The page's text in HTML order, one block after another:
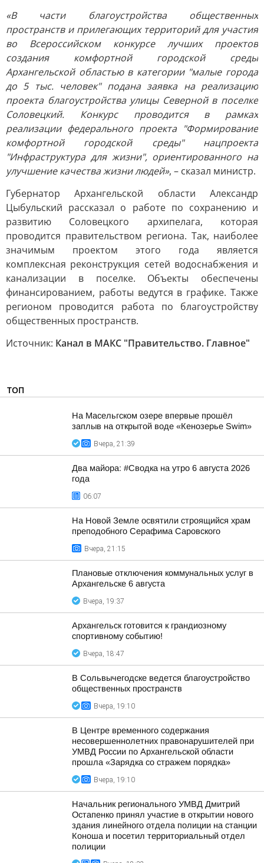
«В части благоустройства общественных
пространств и прилегающих территорий для участия
во Всероссийском конкурсе лучших проектов
создания комфортной городской среды
Архангельской областью в категории "малые города
до 5 тыс. человек" подана заявка на реализацию
проекта благоустройства улицы Северной в поселке
Соловецкий. Конкурс проводится в рамках
реализации федерального проекта "Формирование
комфортной городской среды" нацпроекта
"Инфраструктура для жизни", ориентированного на
улучшение качества жизни людей», – сказал министр.
Губернатор Архангельской области Александр
Цыбульский рассказал о работе по сохранению и
развитию Соловецкого архипелага, которая
проводится правительством региона. Так, наиболее
значимым проектом этого года является
комплексная реконструкция сетей водоснабжения и
канализации в поселке. Объекты обеспечены
финансированием, работы ведутся в графике. Также
регионом проводится работа по благоустройству
общественных пространств.
Источник: Канал в МАКС "Правительство. Главное"
ТОП
На Масельгском озере впервые прошёл
заплыв на открытой воде «Кенозерье Swim»
Вчера, 21:39
Два майора: #Сводка на утро 6 августа 2026
года
06:07
На Новой Земле освятили строящийся храм
преподобного Серафима Саровского
Вчера, 21:15
Плановые отключения коммунальных услуг в
Архангельске 6 августа
Вчера, 19:37
Архангельск готовится к грандиозному
спортивному событию!
Вчера, 18:47
В Сольвычегодске ведется благоустройство
общественных пространств
Вчера, 19:10
В Центре временного содержания
несовершеннолетних правонарушителей при
УМВД России по Архангельской области
прошла «Зарядка со стражем порядка»
Вчера, 19:10
Начальник регионального УМВД Дмитрий
Остапенко принял участие в открытии нового
здания линейного отдела полиции на станции
Коноша и посетил территориальный отдел
полиции